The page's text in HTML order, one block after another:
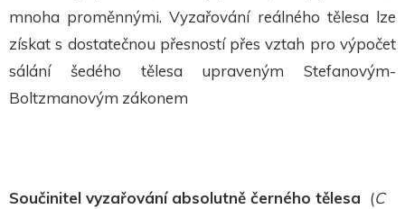
mnoha proměnnými. Vyzařování reálného tělesa lze
získat s dostatečnou přesností přes vztah pro výpočet
sálání šedého tělesa upraveným Stefanovým-
Boltzmanovým zákonem
Součinitel vyzařování absolutně černého tělesa (C
pro
webu.
strukturu
webu na